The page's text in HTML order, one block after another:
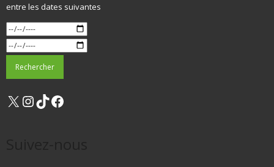
entre les dates suivantes
X Instagram
TikTok